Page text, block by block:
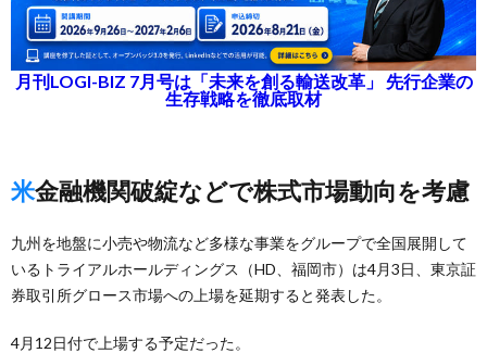
月刊LOGI-BIZ 7月号は「未来を創る輸送改革」 先行企業の
生存戦略を徹底取材
米金融機関破綻などで株式市場動向を考慮
九州を地盤に小売や物流など多様な事業をグループで全国展開して
いるトライアルホールディングス（HD、福岡市）は4月3日、東京証
券取引所グロース市場への上場を延期すると発表した。
4月12日付で上場する予定だった。